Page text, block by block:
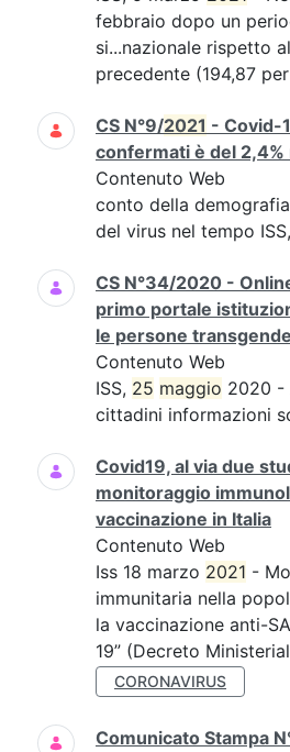
febbraio dopo un
si...nazionale rispetto
precedente (194,87
CS N°9/2021 - Covid-
confermati è del 2,4%
Contenuto Web
conto della
del virus nel tempo
CS N°34/2020 -
primo portale
le persone
Contenuto Web
ISS, 25 maggio 2020 -
cittadini informazioni
Covid19, al via due
monitoraggio
vaccinazione in Italia
Contenuto Web
Iss 18 marzo 2021 -
immunitaria nella
la vaccinazione anti-
19” (Decreto
CORONAVIRUS
Comunicato Stampa